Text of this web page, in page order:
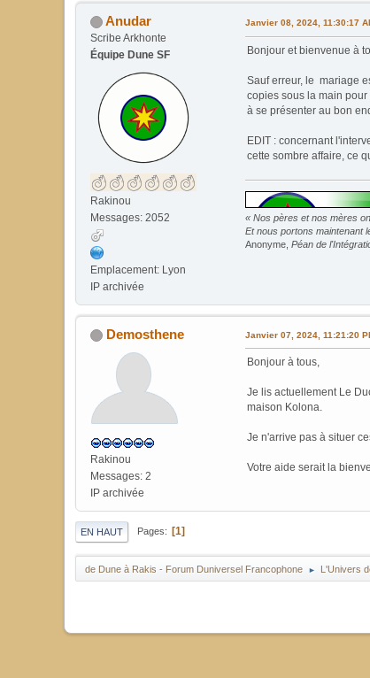
Anudar
Scribe Arkhonte
Équipe Dune SF
Rakinou
Messages: 2052
Emplacement: Lyon
IP archivée
Janvier 08, 2024, 11:30:17
Bonjour et bienvenue à
Sauf erreur, le mariage
copies sous la main
à se présenter au bon
EDIT : concernant
cette sombre affaire, ce
« Nos pères et nos mères
Et nous portons maintenant
Anonyme, Péan de
Demosthene
Rakinou
Messages: 2
IP archivée
Janvier 07, 2024, 11:21:20
Bonjour à tous,
Je lis actuellement Le
maison Kolona.
Je n'arrive pas à situer
Votre aide serait la
EN HAUT Pages 1
de Dune à Rakis - Forum Duniversel Francophone ► L'Univers